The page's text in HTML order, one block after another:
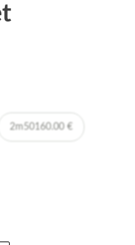
2m50160.00 €